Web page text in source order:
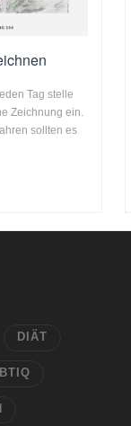
Tag stelle
Zeichnung ein.
sollten es
DIÄT